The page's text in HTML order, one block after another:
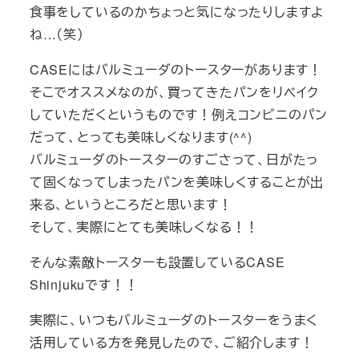
食事をしているのかちょっと気になったりしますよ
ね…（笑）
CASEにはバルミューダのトースターがあります！
そこでオススメなのが、買ってきたパンをリベイク
していただくというものです！例えコンビニのパン
だって、とっても美味しくなります(^^)
バルミューダのトースターのすごさって、日がたっ
て固くなってしまったパンを美味しくすることが出
来る、というところだと思います！
そして、実際にとても美味しくなる！！
そんな素敵トースターも設置しているCASE
Shinjukuです！！
実際に、いつもバルミューダのトースターをうまく
活用している方を発見したので、ご紹介します！